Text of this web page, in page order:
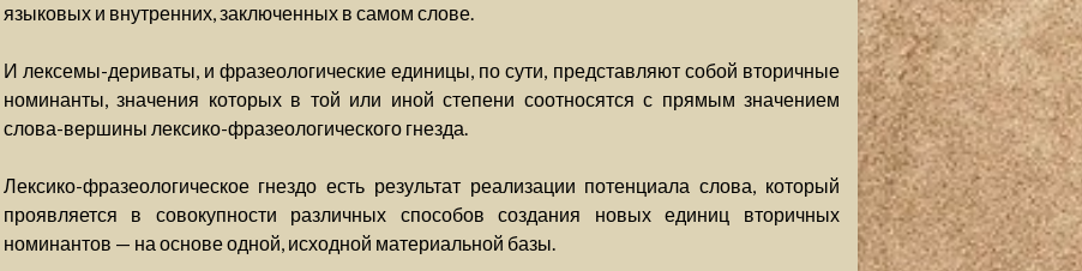
языковых и внутренних, заключенных в самом слове.
И лексемы-дериваты, и фразеологические единицы, по сути, представляют собой вторичные
номинанты, значения которых в той или иной степени соотносятся с прямым значением
слова-вершины лексико-фразеологического гнезда.
Лексико-фразеологическое гнездо есть результат реализации потенциала слова, который
проявляется в совокупности различных способов создания новых единиц вторичных
номинантов — на основе одной, исходной материальной базы.